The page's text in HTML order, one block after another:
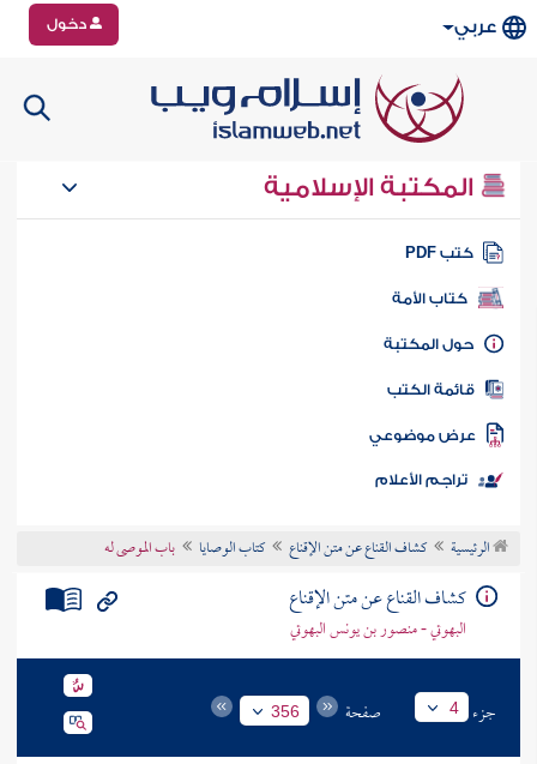
عربي دخول
المكتبة الإسلامية
كتب PDF
كتاب الأمة
المكتبة
الكتب
موضوعي
تراجم الأعلام
الرئيسية كشاف القناع عن متن الإقناع كتاب الوصايا باب الموصى له
كشاف القناع عن متن الإقناع
البهوتي - منصور بن يونس البهوتي
جزء 4 صفحة 356